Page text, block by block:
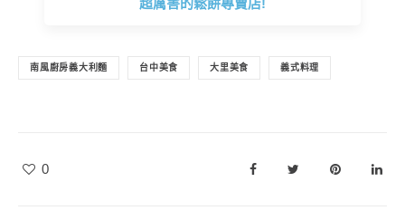
超厲害的鬆餅專賣店!
南風廚房義大利麵 台中美食 大里美食 義式料理
0